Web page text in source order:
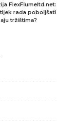
rada
tržištima?